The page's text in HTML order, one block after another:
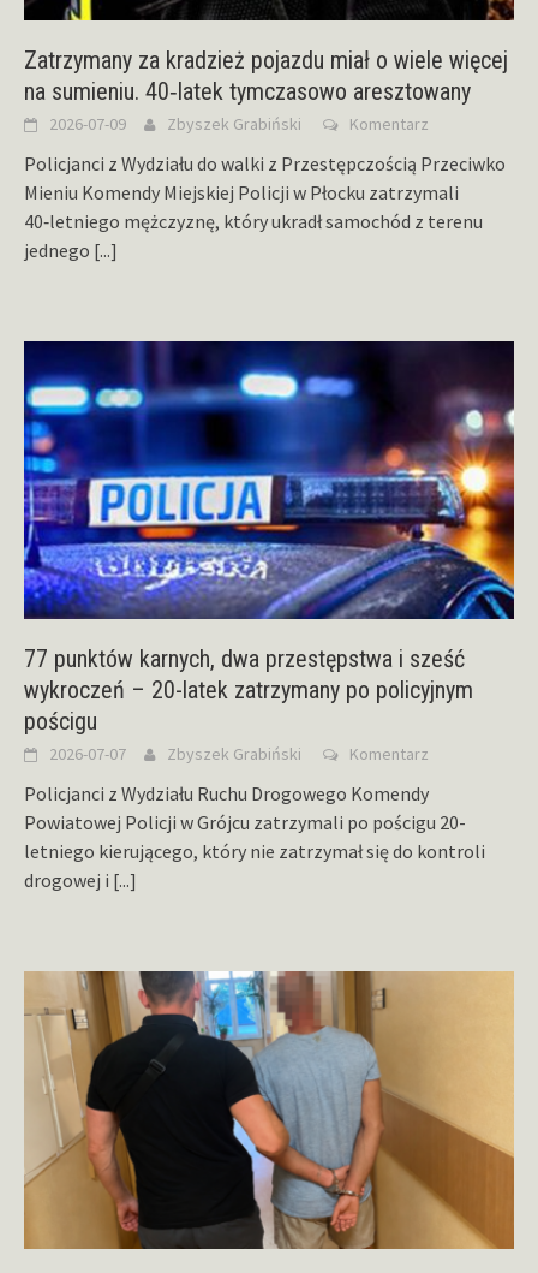
Zatrzymany za kradzież pojazdu miał o wiele więcej
na sumieniu. 40‑latek tymczasowo aresztowany
2026-07-09 Zbyszek Grabiński Komentarz
Policjanci z Wydziału do walki z Przestępczością Przeciwko
Mieniu Komendy Miejskiej Policji w Płocku zatrzymali
40‑letniego mężczyznę, który ukradł samochód z terenu
jednego [...]
77 punktów karnych, dwa przestępstwa i sześć
wykroczeń – 20-latek zatrzymany po policyjnym
pościgu
2026-07-07 Zbyszek Grabiński Komentarz
Policjanci z Wydziału Ruchu Drogowego Komendy
Powiatowej Policji w Grójcu zatrzymali po pościgu 20-
letniego kierującego, który nie zatrzymał się do kontroli
drogowej i [...]